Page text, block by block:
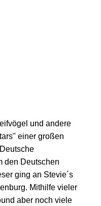
und andere
einer großen
den Deutschen
ging an Stevie´s
Mithilfe vieler
aber noch viele